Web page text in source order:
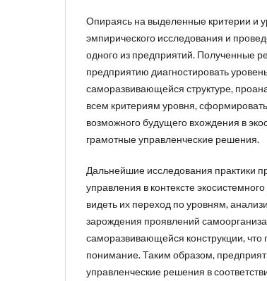
Опираясь на выделенные критерии и
эмпирического исследования и
одного из предприятий. Полученные
предприятию диагностировать
саморазвивающейся структуре,
всем критериям уровня,
возможного будущего вхождения в
грамотные управленческие решения.
Дальнейшие исследования практики
управления в контексте
видеть их переход по уровням,
зарождения проявлений
саморазвивающейся конструкции, что
понимание. Таким образом,
управленческие решения в